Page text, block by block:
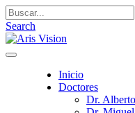
Search
Toggle
Inicio
Doctores
Dr.